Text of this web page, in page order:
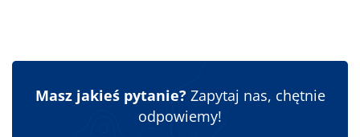
Masz jakieś pytanie?Zapytaj nas, chętnie
odpowiemy!